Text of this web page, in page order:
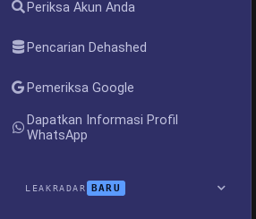
Periksa Akun Anda
Pencarian Dehashed
Pemeriksa Google
Dapatkan Informasi Profil
WhatsApp
LEAKRADAR BARU